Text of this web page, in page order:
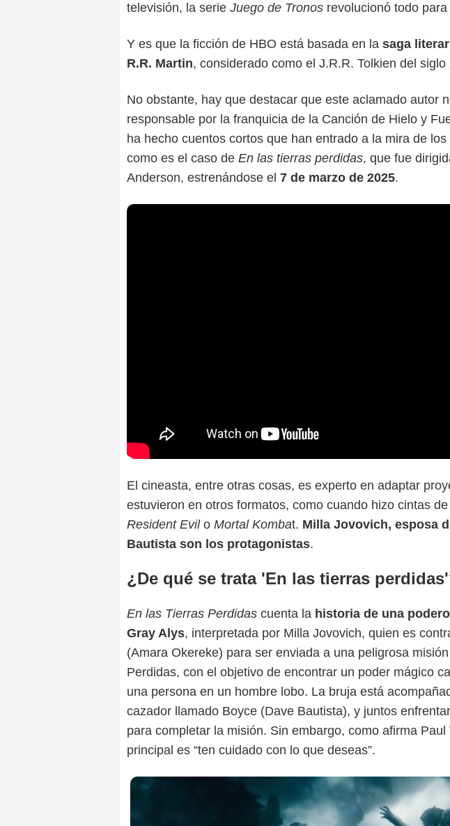
televisión, la serie Juego de Tronos revolucionó todo
Y es que la ficción de HBO está basada en la saga
R.R. Martin, considerado como el J.R.R. Tolkien del siglo
No obstante, hay que destacar que este aclamado autor
responsable por la franquicia de la Canción de Hielo y
ha hecho cuentos cortos que han entrado a la mira de
como es el caso de En las tierras perdidas, que fue
Anderson, estrenándose el 7 de marzo de 2025.
El cineasta, entre otras cosas, es experto en adaptar
estuvieron en otros formatos, como cuando hizo cintas
Resident Evil o Mortal Kombat. Milla Jovovich, esposa
Bautista son los protagonistas.
¿De qué se trata 'En las tierras
En las Tierras Perdidas cuenta la historia de una
Gray Alys, interpretada por Milla Jovovich, quien es
(Amara Okereke) para ser enviada a una peligrosa
Perdidas, con el objetivo de encontrar un poder mágico
una persona en un hombre lobo. La bruja está
cazador llamado Boyce (Dave Bautista), y juntos
para completar la misión. Sin embargo, como afirma
principal es “ten cuidado con lo que deseas”.